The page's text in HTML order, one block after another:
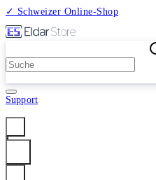
✓ Schweizer Online-Shop
Support